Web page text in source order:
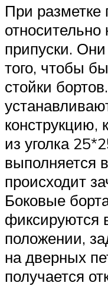
При
припуски.
того, чтобы
стойки
конструкцию,
из уголка
выполняется
происходит
Боковые
фиксируются
положении,
на дверных
получается